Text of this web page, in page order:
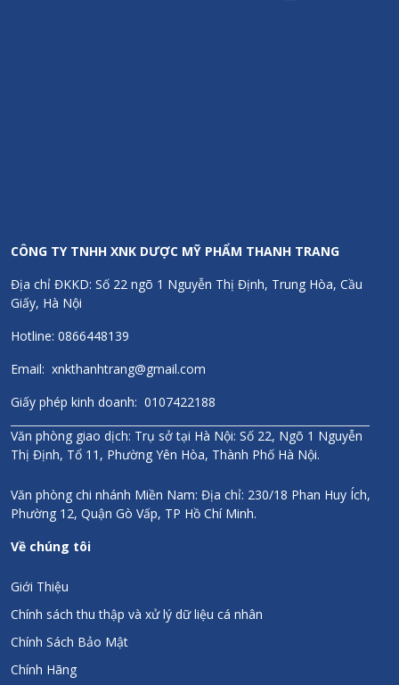
Hạn sử dụng
Hạn sử dụng ghi trên sản phẩm.
Sanct Bernhard là một trong những hãng sản xuất dược mỹ
phẩm hàng đầu tại Đức và Châu Âu. Thành lập từ năm 1903
người. Là một trong những thương hiệu lâu đời và có chất
lượng sản phẩm tốt bậc nhất Châu Âu. Được phân phối tại hơn
Âu. Thanh Trang Pharma tự hào là đơn vị phân phối các sản
phẩm dược mỹ phẩm từ hãng dược phẩm Sanct Bernhard của
Chính sách đổi trả
Hoàn tiền 300% nếu phát hiện hàng giả/kém chất lượng
Đầy đủ hóa đơn, chứng từ, giấy kiểm định
CÔNG TY TNHH XNK DƯỢC MỸ PHẨM THANH TRANG
Địa chỉ ĐKKD: Số 22 ngõ 1 Nguyễn Thị Định, Trung Hòa, Cầu
Giấy, Hà Nội
Hotline: 0866448139
Email: xnkthanhtrang@gmail.com
Giấy phép kinh doanh: 0107422188
Văn phòng giao dịch: Trụ sở tại Hà Nội: Số 22, Ngõ 1 Nguyễn
Thị Định, Tổ 11, Phường Yên Hòa, Thành Phố Hà Nội.
Văn phòng chi nhánh Miền Nam: Địa chỉ: 230/18 Phan Huy Ích,
Phường 12, Quận Gò Vấp, TP Hồ Chí Minh.
Về chúng tôi
Giới Thiệu
Chính sách thu thập và xử lý dữ liệu cá nhân
Chính Sách Bảo Mật
Chính Hãng